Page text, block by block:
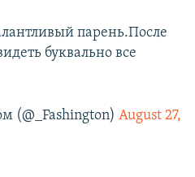
парень.После
буквально все
(@_Fashington) August 27,